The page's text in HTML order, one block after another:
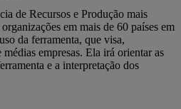
de Recursos e Produção mais
em mais de 60 países em
da ferramenta, que visa,
empresas. Ela irá orientar as
e a interpretação dos